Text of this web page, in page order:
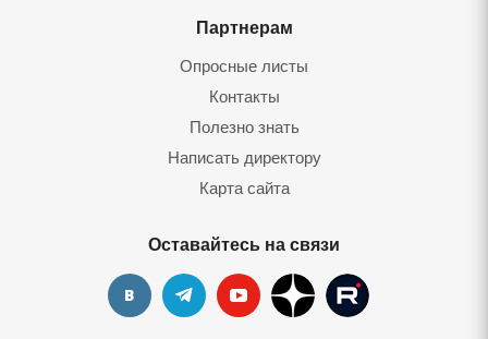
Партнерам
Опросные листы
Контакты
Полезно знать
Написать директору
Карта сайта
Оставайтесь на связи